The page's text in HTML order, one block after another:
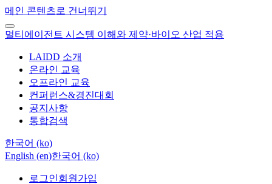
메인 콘텐츠로 건너뛰기
멀티에이전트 시스템 이해와 제약·바이오 산업 적용
LAIDD 소개
온라인 교육
오프라인 교육
컨퍼런스&경진대회
공지사항
통합검색
한국어 ‎(ko)‎
English ‎(en)‎한국어 ‎(ko)‎
로그인회원가입